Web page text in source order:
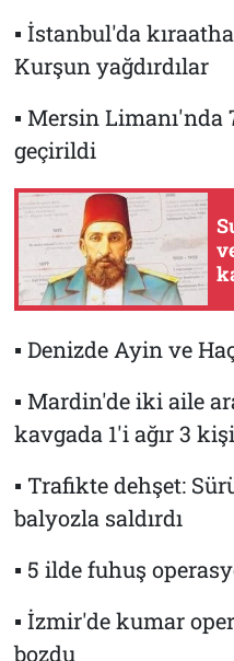
▪ İstanbul'da
Kurşun yağdırdılar
▪ Mersin
geçirildi
▪ Denizde Ayin ve
▪ Mardin'de iki aile
kavgada 1'i ağır 3
▪ Trafikte dehşet:
balyozla saldırdı
▪ 5 ilde fuhuş
▪ İzmir'de kumar
bozdu